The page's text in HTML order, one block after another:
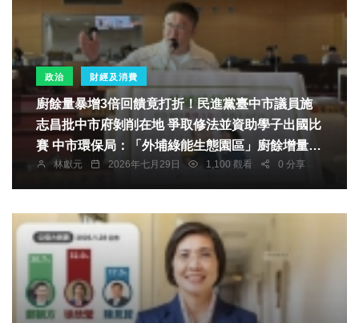
政治 財經及消費
廚餘量暴增3倍回饋竟打折！民進黨臺中市議員施
志昌批中市府剝削在地 爭取修法並資助學子出國比
賽 中市環保局：「外埔綠能生態園區」廚餘增量回
饋金不打折！回饋金可用於教育文化等公益用途
林獻元 2026年七月29日 1,100 觀看 0 分享